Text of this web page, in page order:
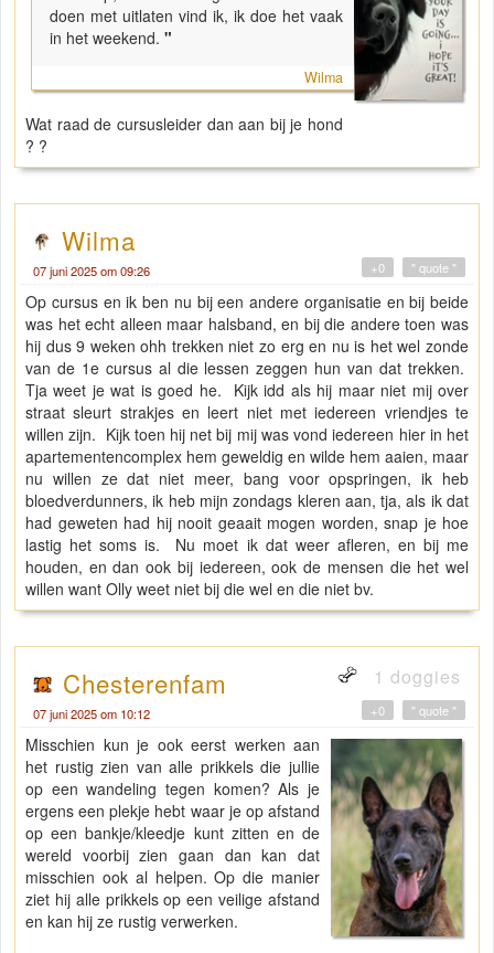
doen met uitlaten vind ik, ik doe het vaak
in het weekend. "
Wilma
Wat raad de cursusleider dan aan bij je hond
? ?
Wilma
07 juni 2025 om 09:26 " quote "
+0
Op cursus en ik ben nu bij een andere organisatie en bij beide
was het echt alleen maar halsband, en bij die andere toen was
hij dus 9 weken ohh trekken niet zo erg en nu is het wel zonde
van de 1e cursus al die lessen zeggen hun van dat trekken.
Tja weet je wat is goed he. Kijk idd als hij maar niet mij over
straat sleurt strakjes en leert niet met iedereen vriendjes te
willen zijn. Kijk toen hij net bij mij was vond iedereen hier in het
apartementencomplex hem geweldig en wilde hem aaien, maar
nu willen ze dat niet meer, bang voor opspringen, ik heb
bloedverdunners, ik heb mijn zondags kleren aan, tja, als ik dat
had geweten had hij nooit geaait mogen worden, snap je hoe
lastig het soms is. Nu moet ik dat weer afleren, en bij me
houden, en dan ook bij iedereen, ook de mensen die het wel
willen want Olly weet niet bij die wel en die niet bv.
Chesterenfam 1 doggies
07 juni 2025 om 10:12 " quote "
+0
Misschien kun je ook eerst werken aan
het rustig zien van alle prikkels die jullie
op een wandeling tegen komen? Als je
ergens een plekje hebt waar je op afstand
op een bankje/kleedje kunt zitten en de
wereld voorbij zien gaan dan kan dat
misschien ook al helpen. Op die manier
ziet hij alle prikkels op een veilige afstand
en kan hij ze rustig verwerken.